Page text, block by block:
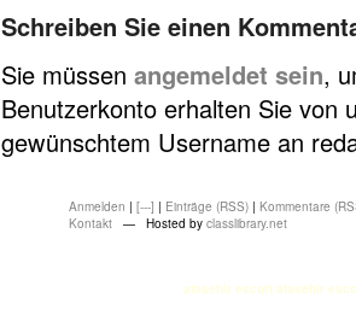
Schreiben Sie einen
Sie müssen angemeldet sein,
Benutzerkonto erhalten Sie von
gewünschtem Username an
Anmelden | [---] | Einträge (RSS) | Kommentare
Kontakt — Hosted by classlibrary.net
atasehir escort atasehir